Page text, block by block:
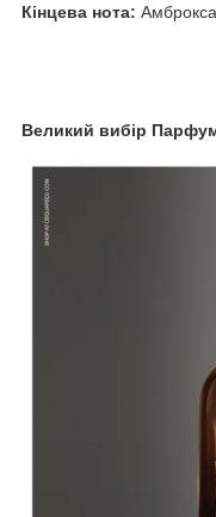
Кінцева нота:
Великий вибір